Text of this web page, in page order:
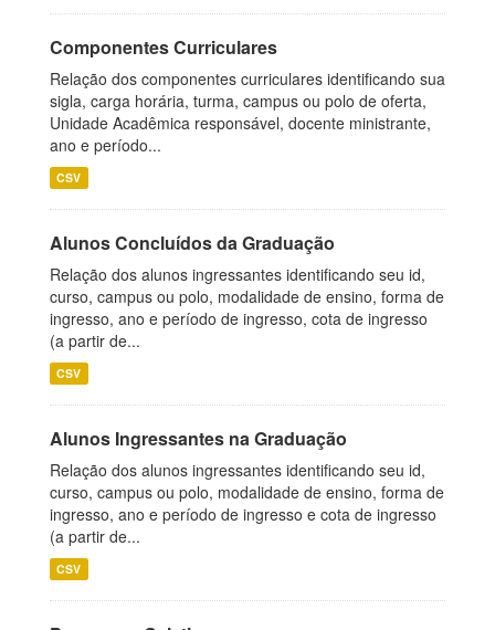
Componentes Curriculares
Relação dos componentes curriculares identificando sua
sigla, carga horária, turma, campus ou polo de oferta,
Unidade Acadêmica responsável, docente ministrante,
ano e período...
CSV
Alunos Concluídos da Graduação
Relação dos alunos ingressantes identificando seu id,
curso, campus ou polo, modalidade de ensino, forma de
ingresso, ano e período de ingresso, cota de ingresso
(a partir de...
CSV
Alunos Ingressantes na Graduação
Relação dos alunos ingressantes identificando seu id,
curso, campus ou polo, modalidade de ensino, forma de
ingresso, ano e período de ingresso e cota de ingresso
(a partir de...
CSV